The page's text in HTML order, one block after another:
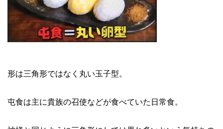
形は三角形ではなく丸い玉子型。
屯食は主に貴族の召使などが食べていた日常食。